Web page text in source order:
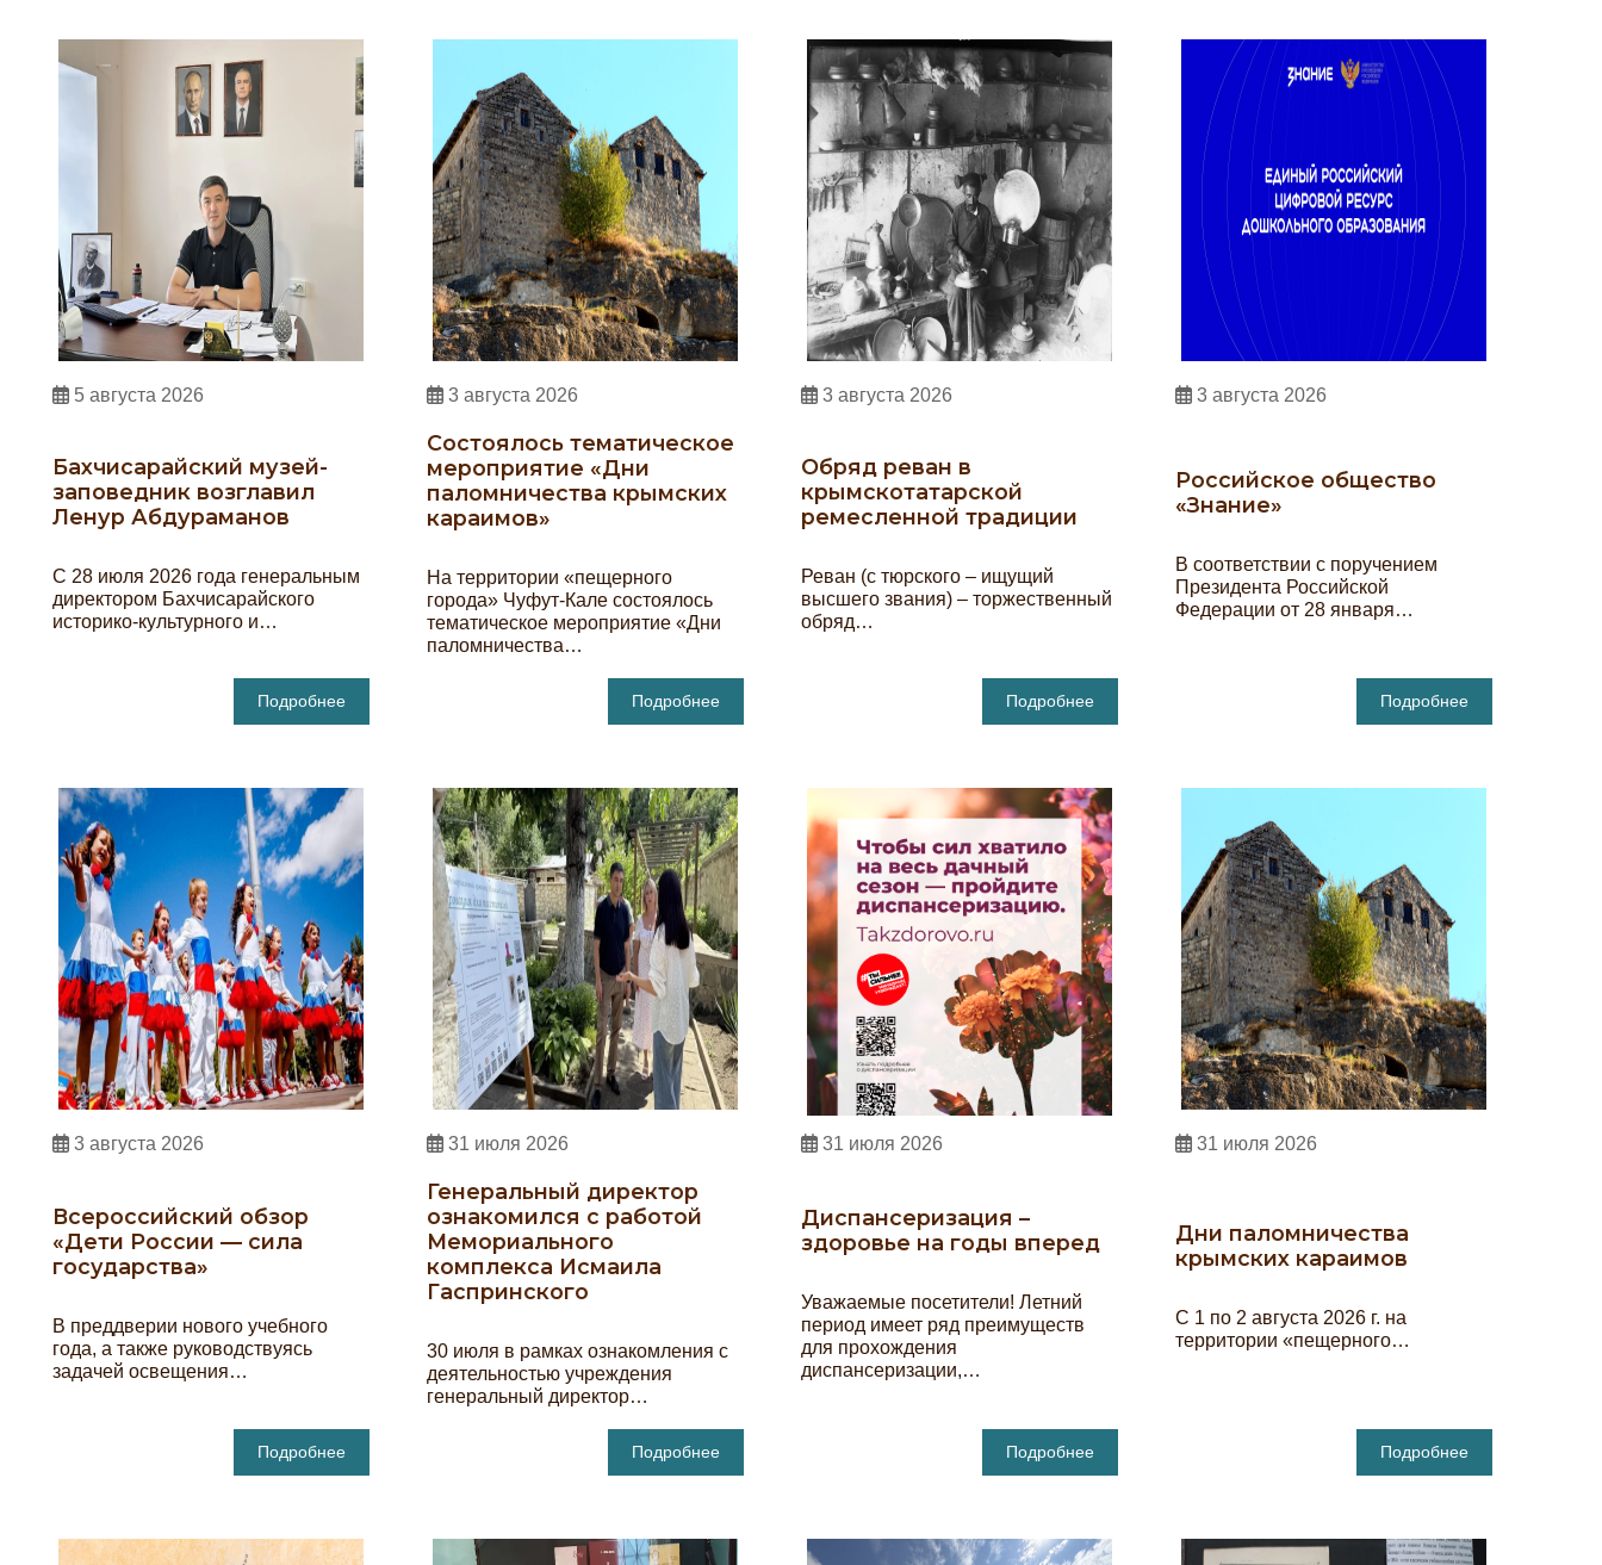
5 августа 2026
Бахчисарайский музей-
заповедник возглавил
Ленур Абдураманов
С 28 июля 2026 года генеральным
директором Бахчисарайского
историко-культурного и…
Подробнее
3 августа 2026
Состоялось тематическое
мероприятие «Дни
паломничества крымских
караимов»
На территории «пещерного
города» Чуфут-Кале состоялось
тематическое мероприятие «Дни
паломничества…
Подробнее
3 августа 2026
Обряд реван в
крымскотатарской
ремесленной традиции
Реван (с тюрского – ищущий
высшего звания) – торжественный
обряд…
Подробнее
3 августа 2026
Российское общество
«Знание»
В соответствии с поручением
Президента Российской
Федерации от 28 января…
Подробнее
3 августа 2026
Всероссийский обзор
«Дети России — сила
государства»
В преддверии нового учебного
года, а также руководствуясь
задачей освещения…
Подробнее
31 июля 2026
Генеральный директор
ознакомился с работой
Мемориального
комплекса Исмаила
Гаспринского
30 июля в рамках ознакомления с
деятельностью учреждения
генеральный директор…
Подробнее
31 июля 2026
Диспансеризация –
здоровье на годы вперед
Уважаемые посетители! Летний
период имеет ряд преимуществ
для прохождения
диспансеризации,…
Подробнее
31 июля 2026
Дни паломничества
крымских караимов
С 1 по 2 августа 2026 г. на
территории «пещерного…
Подробнее